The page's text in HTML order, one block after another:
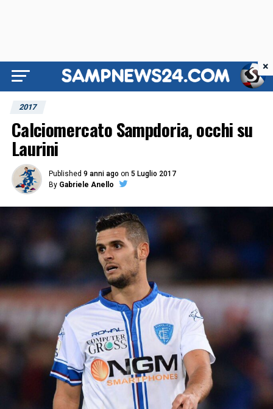
2017
Calciomercato Sampdoria, occhi su
Laurini
Published 9 anni ago on 5 Luglio 2017
By Gabriele Anello
×